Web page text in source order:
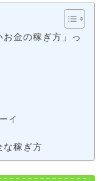
お金の稼ぎ方」っ
イ
な稼ぎ方